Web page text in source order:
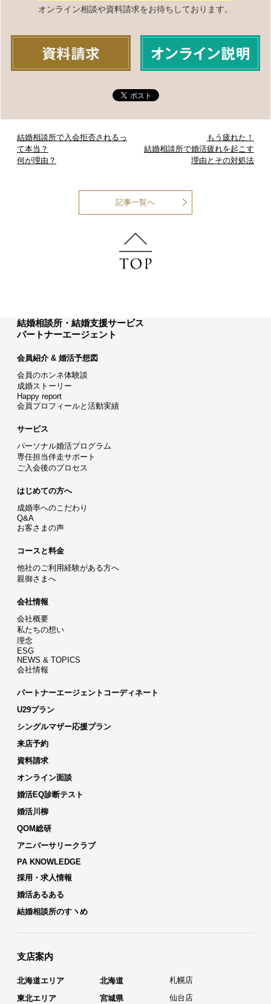
オンライン相談や資料請求をお待ちしております。
結婚相談所で入会拒否されるっ
て本当？
何が理由？
もう疲れた！
結婚相談所で婚活疲れを起こす
理由とその対処法
記事一覧へ
結婚相談所・結婚支援サービス
パートナーエージェント
会員紹介 & 婚活予想図
会員のホンネ体験談
成婚ストーリー
Happy report
会員プロフィールと活動実績
サービス
パーソナル婚活プログラム
専任担当伴走サポート
ご入会後のプロセス
はじめての方へ
成婚率へのこだわり
Q&A
お客さまの声
コースと料金
他社のご利用経験がある方へ
親御さまへ
会社情報
会社概要
私たちの想い
理念
ESG
NEWS & TOPICS
会社情報
パートナーエージェントコーディネート
U29プラン
シングルマザー応援プラン
来店予約
資料請求
オンライン面談
婚活EQ診断テスト
婚活川柳
QOM総研
アニバーサリークラブ
PA KNOWLEDGE
採用・求人情報
婚活あるある
結婚相談所のすヽめ
支店案内
北海道エリア 北海道
札幌店
東北エリア
宮城県
仙台店